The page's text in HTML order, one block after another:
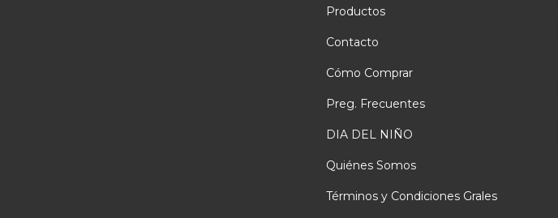
Productos
Contacto
Cómo Comprar
Preg. Frecuentes
DIA DEL NIÑO
Quiénes Somos
Términos y Condiciones Grales